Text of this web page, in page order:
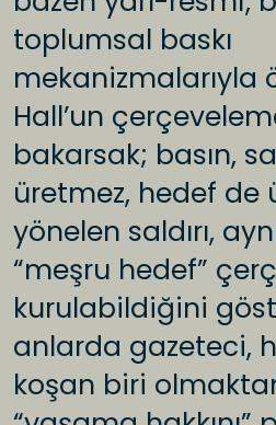
toplumsal baskı
mekanizmalarıyla
Hall’un
bakarsak; basın,
üretmez, hedef de
yönelen saldırı,
“meşru hedef”
kurulabildiğini
anlarda gazeteci,
koşan biri